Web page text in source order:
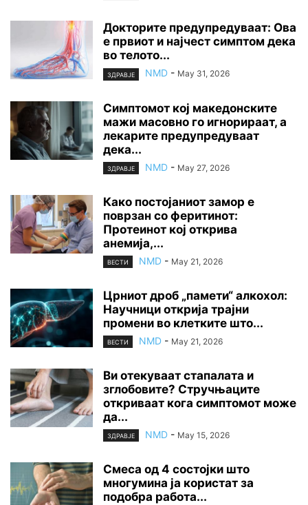
Докторите предупредуваат: Ова
е првиот и најчест симптом дека
во телото...
ЗДРАВЈЕ NMD - May 31, 2026
Симптомот кој македонските
мажи масовно го игнорираат, а
лекарите предупредуваат
дека...
ЗДРАВЈЕ NMD - May 27, 2026
Како постојаниот замор е
поврзан со феритинот:
Протеинот кој открива
анемија,...
ВЕСТИ NMD - May 21, 2026
Црниот дроб „памети“ алкохол:
Научници открија трајни
промени во клетките што...
ВЕСТИ NMD - May 21, 2026
Ви отекуваат стапалата и
зглобовите? Стручњаците
откриваат кога симптомот може
да...
ЗДРАВЈЕ NMD - May 15, 2026
Смеса од 4 состојки што
многумина ја користат за
подобра работа...